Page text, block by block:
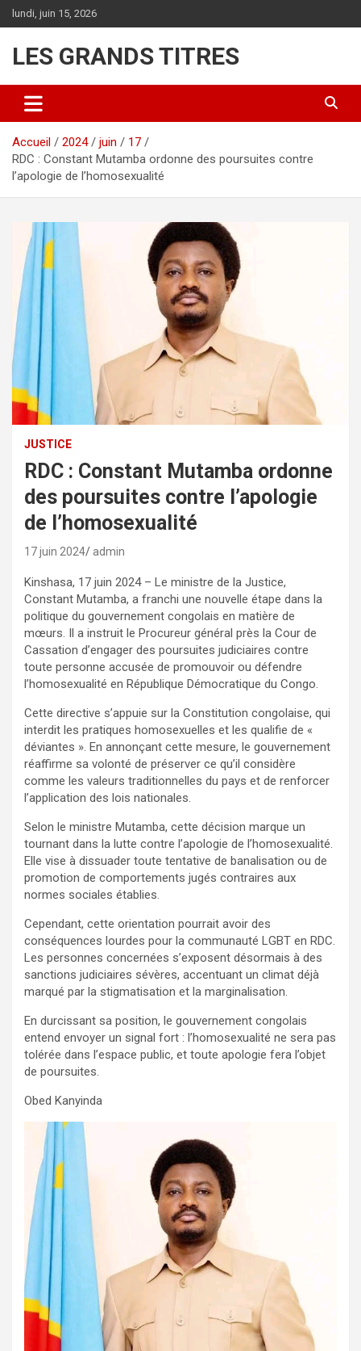
Aller
au
lundi, juin 15, 2026
LES GRANDS TITRES
Accueil 2024 juin
17
RDC : Constant Mutamba ordonne des poursuites contre
l’apologie de l’homosexualité
JUSTICE
RDC : Constant Mutamba ordonne
des poursuites contre l’apologie
de l’homosexualité
17 juin 2024 admin
Kinshasa, 17 juin 2024 – Le ministre de la Justice,
Constant Mutamba, a franchi une nouvelle étape dans la
politique du gouvernement congolais en matière de
mœurs. Il a instruit le Procureur général près la Cour de
Cassation d’engager des poursuites judiciaires contre
toute personne accusée de promouvoir ou défendre
l’homosexualité en République Démocratique du Congo.
Cette directive s’appuie sur la Constitution congolaise, qui
interdit les pratiques homosexuelles et les qualifie de «
déviantes ». En annonçant cette mesure, le gouvernement
réaffirme sa volonté de préserver ce qu’il considère
comme les valeurs traditionnelles du pays et de renforcer
l’application des lois nationales.
Selon le ministre Mutamba, cette décision marque un
tournant dans la lutte contre l’apologie de l’homosexualité.
Elle vise à dissuader toute tentative de banalisation ou de
promotion de comportements jugés contraires aux
normes sociales établies.
Cependant, cette orientation pourrait avoir des
conséquences lourdes pour la communauté LGBT en RDC.
Les personnes concernées s’exposent désormais à des
sanctions judiciaires sévères, accentuant un climat déjà
marqué par la stigmatisation et la marginalisation.
En durcissant sa position, le gouvernement congolais
entend envoyer un signal fort : l’homosexualité ne sera pas
tolérée dans l’espace public, et toute apologie fera l’objet
de poursuites.
Obed Kanyinda